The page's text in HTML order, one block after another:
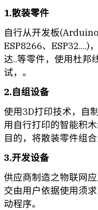
1.散装零件
自行从开发板
ESP8266、ESP32....)
达..等零件，使用杜邦
试，。
2.自组设备
使用3D打印技术，自
用自行打印的智能积
目的，将散装零件组
3.开发设备
供应商制造之物联网
交由用户依据使用须
动程序。